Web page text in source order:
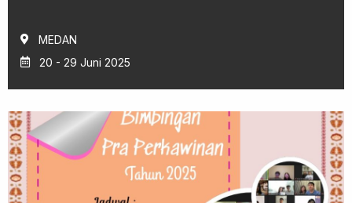
MEDAN
20 - 29 Juni 2025